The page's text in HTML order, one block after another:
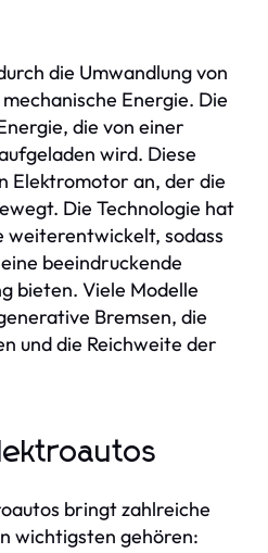
die Umwandlung von
Energie. Die
die von einer
wird. Diese
Elektromotor an, der die
Die Technologie hat
weiterentwickelt, sodass
beeindruckende
bieten. Viele Modelle
Bremsen, die
und die Reichweite der
bringt zahlreiche
wichtigsten gehören: